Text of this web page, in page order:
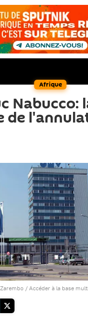
Afrique
Nabucco:
de
/ Accéder à la base